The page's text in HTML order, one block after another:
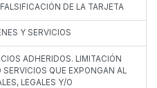
DE LA TARJETA
Y SERVICIOS
ADHERIDOS. LIMITACIÓN
QUE EXPONGAN AL
LEGALES Y/O